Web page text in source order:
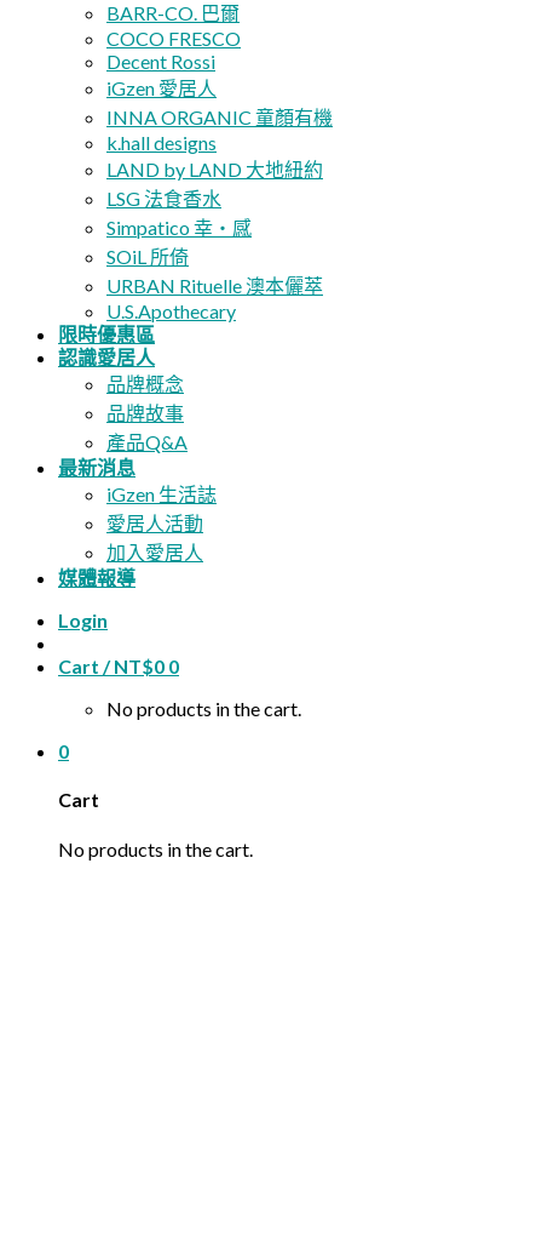
BARR-CO. 巴爾
COCO FRESCO
Decent Rossi
iGzen 愛居人
INNA ORGANIC 童顏有機
k.hall designs
LAND by LAND 大地紐約
LSG 法食香水
Simpatico 幸・感
SOiL 所倚
URBAN Rituelle 澳本儷萃
U.S.Apothecary
限時優惠區
認識愛居人
品牌概念
品牌故事
產品Q&A
最新消息
iGzen 生活誌
愛居人活動
加入愛居人
媒體報導
Login
Cart /NT$0 0
No products in the cart.
0
Cart
No products in the cart.